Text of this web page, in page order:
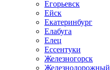
Егорьевск
Ейск
Екатеринбург
Елабуга
Елец
Ессентуки
Железногорск
Железнодорожный